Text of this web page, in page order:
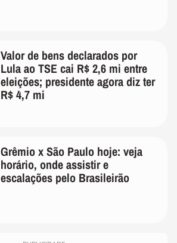
Valor de bens declarados por
Lula ao TSE cai R$ 2,6 mi entre
eleições; presidente agora diz ter
R$ 4,7 mi
Grêmio x São Paulo hoje: veja
horário, onde assistir e
escalações pelo Brasileirão